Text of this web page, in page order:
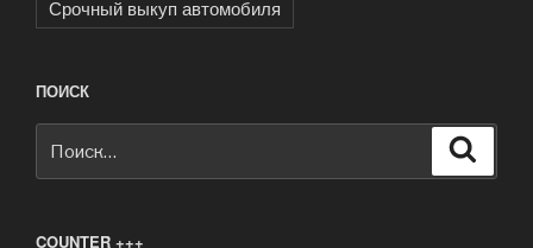
Срочный выкуп автомобиля
ПОИСК
COUNTER +++